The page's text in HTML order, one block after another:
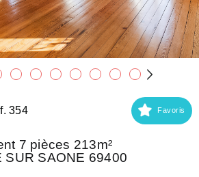
354 Favoris
7 pièces 213m²
SUR SAONE 69400